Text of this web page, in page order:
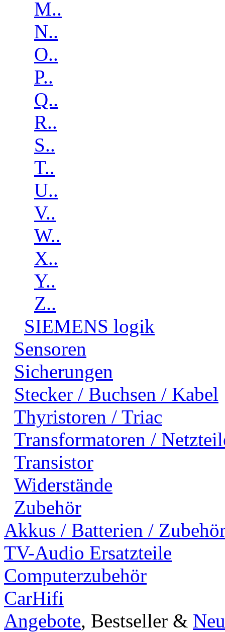
M..
N..
O..
P..
Q..
R..
S..
T..
U..
V..
W..
X..
Y..
Z..
SIEMENS logik
Sensoren
Sicherungen
Stecker / Buchsen / Kabel
Thyristoren / Triac
Transformatoren /
Transistor
Widerstände
Zubehör
Akkus / Batterien /
TV-Audio Ersatzteile
Computerzubehör
CarHifi
Angebote, Bestseller &